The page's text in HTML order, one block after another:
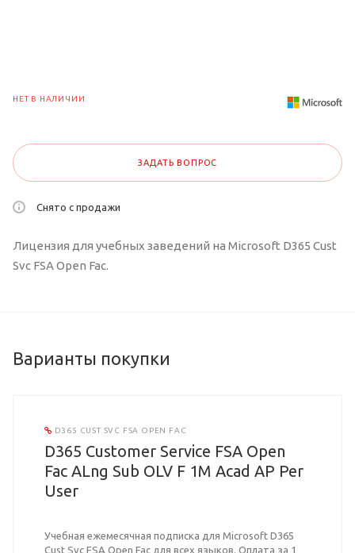
НЕТ В НАЛИЧИИ
ЗАДАТЬ ВОПРОС
Снято с продажи
Лицензия для учебных заведений на Microsoft D365 Cust
Svc FSA Open Fac.
Варианты покупки
D365 CUST SVC FSA OPEN FAC
D365 Customer Service FSA Open
Fac ALng Sub OLV F 1M Acad AP Per
User
Учебная ежемесячная подписка для Microsoft D365
Cust Svc FSA Open Fac для всех языков. Оплата за 1